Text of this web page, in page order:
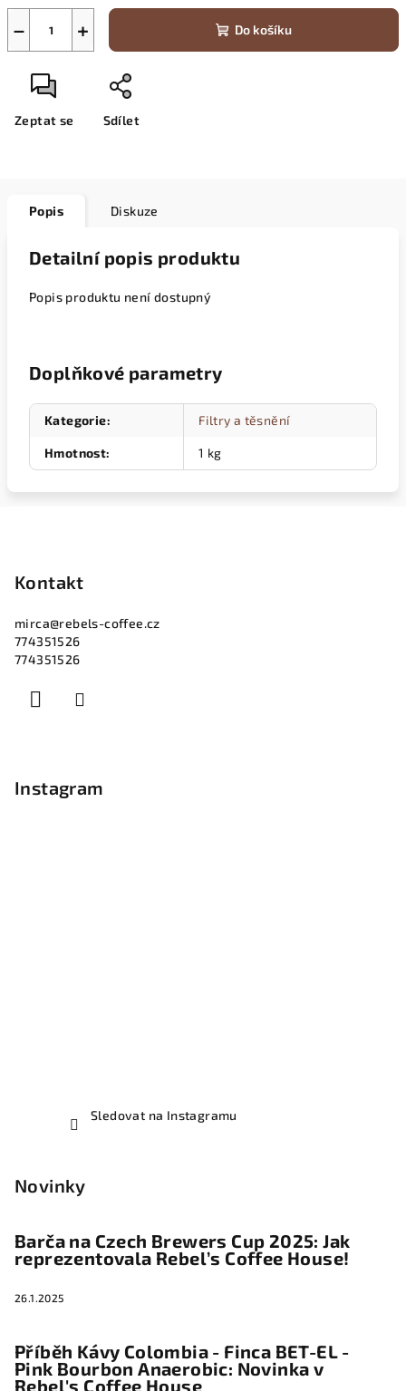
+
− Do košíku
Zeptat se Sdílet
Popis Diskuze
Detailní popis produktu
Popis produktu není dostupný
Doplňkové parametry
Kategorie: Filtry a těsnění
Hmotnost: 1 kg
Kontakt
mirca@rebels-coffee.cz
774351526
774351526
Instagram
Sledovat na Instagramu
Novinky
Barča na Czech Brewers Cup 2025: Jak
reprezentovala Rebel’s Coffee House!
26.1.2025
Příběh Kávy Colombia - Finca BET-EL -
Pink Bourbon Anaerobic: Novinka v
Rebel's Coffee House